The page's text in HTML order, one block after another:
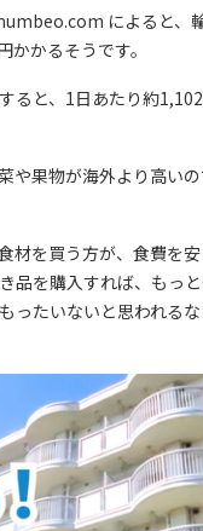
によると、
かかるそうです。
ると、1日あたり約
や果物が海外より高い
材を買う方が、食費を
品を購入すれば、もっ
ったいないと思われる